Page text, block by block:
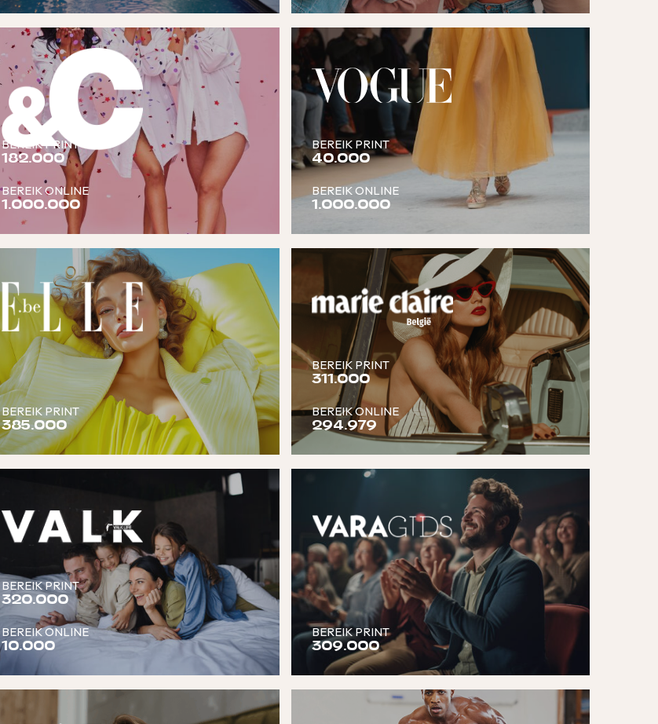
BEREIK PRINT
182.000
BEREIK ONLINE
1.000.000
BEREIK PRINT
40.000
BEREIK ONLINE
1.000.000
BEREIK PRINT
385.000
BEREIK PRINT
311.000
BEREIK ONLINE
294.979
BEREIK PRINT
320.000
BEREIK ONLINE
10.000
BEREIK PRINT
309.000